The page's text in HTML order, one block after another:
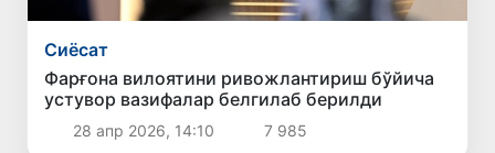
Сиёсат
Фарғона вилоятини ривожлантириш бўйича
устувор вазифалар белгилаб берилди
28 апр 2026, 14:10 7 985